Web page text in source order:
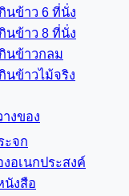
นข้าว 6 ที่นั่ง
นข้าว 8 ที่นั่ง
นข้าวกลม
นข้าวไม้จริง
งของ
ะจก
อเนกประสงค์
นังสือ